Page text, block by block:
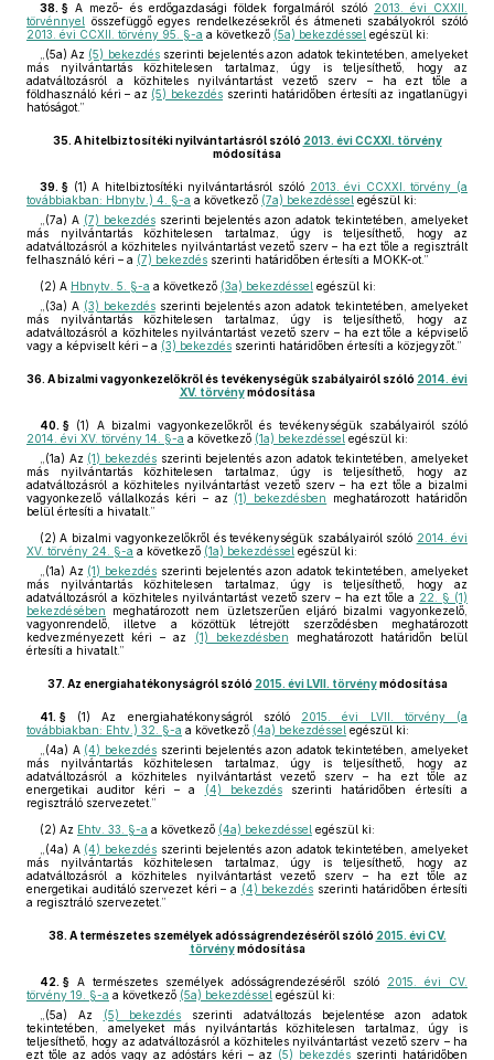
38. § A mező- és erdőgazdasági földek forgalmáról szóló 2013. évi CXXII.
törvénnyel összefüggő egyes rendelkezésekről és átmeneti szabályokról szóló
2013. évi CCXII. törvény 95. §-a a következő (5a) bekezdéssel egészül ki:
„(5a) Az (5) bekezdésszerinti bejelentés azon adatok tekintetében, amelyeket
más nyilvántartás közhitelesen tartalmaz, úgy is teljesíthető, hogy az
adatváltozásról a közhiteles nyilvántartást vezető szerv – ha ezt tőle a
földhasználó kéri – az (5) bekezdés szerinti határidőben értesíti az ingatlanügyi
hatóságot.”
35. A hitelbiztosítéki nyilvántartásról szóló 2013. évi CCXXI. törvény
módosítása
39. § (1) A hitelbiztosítéki nyilvántartásról szóló 2013. évi CCXXI. törvény (a
továbbiakban: Hbnytv.) 4. §-a a következő (7a) bekezdéssel egészül ki:
„(7a) A (7) bekezdésszerinti bejelentés azon adatok tekintetében, amelyeket
más nyilvántartás közhitelesen tartalmaz, úgy is teljesíthető, hogy az
adatváltozásról a közhiteles nyilvántartást vezető szerv – ha ezt tőle a regisztrált
felhasználó kéri – a (7) bekezdés szerinti határidőben értesíti a MOKK-ot.”
(2) A Hbnytv. 5. §-a a következő (3a) bekezdéssel egészül ki:
„(3a) A (3) bekezdésszerinti bejelentés azon adatok tekintetében, amelyeket
más nyilvántartás közhitelesen tartalmaz, úgy is teljesíthető, hogy az
adatváltozásról a közhiteles nyilvántartást vezető szerv – ha ezt tőle a képviselő
vagy a képviselt kéri – a (3) bekezdés szerinti határidőben értesíti a közjegyzőt.”
36. A bizalmi vagyonkezelőkről és tevékenységük szabályairól szóló 2014. évi
XV. törvénymódosítása
40. § (1)
A bizalmi vagyonkezelőkről és tevékenységük szabályairól szóló
2014. évi XV. törvény 14. §-a a következő (1a) bekezdéssel egészül ki:
„(1a) Az (1) bekezdés szerinti bejelentés azon adatok tekintetében, amelyeket
más nyilvántartás közhitelesen tartalmaz, úgy is teljesíthető, hogy az
adatváltozásról a közhiteles nyilvántartást vezető szerv – ha ezt tőle a bizalmi
vagyonkezelő vállalkozás kéri – az (1) bekezdésben
meghatározott határidőn
belül értesíti a hivatalt.”
(2) A bizalmi vagyonkezelőkről és tevékenységük szabályairól szóló 2014. évi
XV. törvény 24. §-a a következő (1a) bekezdéssel egészül ki:
„(1a) Az (1) bekezdés szerinti bejelentés azon adatok tekintetében, amelyeket
más nyilvántartás közhitelesen tartalmaz, úgy is teljesíthető, hogy az
adatváltozásról a közhiteles nyilvántartást vezető szerv – ha ezt tőle a 22. § (1)
bekezdésében meghatározott nem üzletszerűen eljáró bizalmi vagyonkezelő,
vagyonrendelő, illetve a közöttük létrejött szerződésben meghatározott
kedvezményezett kéri – az
(1) bekezdésben meghatározott határidőn belül
értesíti a hivatalt.”
37. Az energiahatékonyságról szóló 2015. évi LVII. törvénymódosítása
41. § (1) Az energiahatékonyságról szóló 2015. évi LVII. törvény (a
továbbiakban: Ehtv.) 32. §-a a következő (4a) bekezdéssel egészül ki:
„(4a) A (4) bekezdés szerinti bejelentés azon adatok tekintetében, amelyeket
más nyilvántartás közhitelesen tartalmaz, úgy is teljesíthető, hogy az
adatváltozásról a közhiteles nyilvántartást vezető szerv – ha ezt tőle az
energetikai auditor kéri – a
(4) bekezdésszerinti határidőben értesíti a
regisztráló szervezetet.”
(2) Az Ehtv. 33. §-a a következő (4a) bekezdéssel egészül ki:
„(4a) A (4) bekezdés szerinti bejelentés azon adatok tekintetében, amelyeket
más nyilvántartás közhitelesen tartalmaz, úgy is teljesíthető, hogy az
adatváltozásról a közhiteles nyilvántartást vezető szerv – ha ezt tőle az
energetikai auditáló szervezet kéri – a (4) bekezdés szerinti határidőben értesíti
a regisztráló szervezetet.”
38. A természetes személyek adósságrendezéséről szóló 2015. évi CV.
törvénymódosítása
42. § A természetes személyek adósságrendezéséről szóló 2015. évi CV.
törvény 19. §-a a következő (5a) bekezdéssel egészül ki:
„(5a) Az
(5) bekezdés szerinti adatváltozás bejelentése azon adatok
tekintetében, amelyeket más nyilvántartás közhitelesen tartalmaz, úgy is
teljesíthető, hogy az adatváltozásról a közhiteles nyilvántartást vezető szerv – ha
ezt tőle az adós vagy az adóstárs kéri – az (5) bekezdés szerinti határidőben